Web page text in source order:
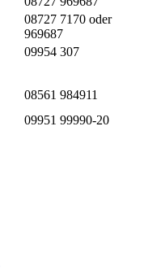
08727 7170 oder
969687
09954 307
08561 984911
09951 99990-20